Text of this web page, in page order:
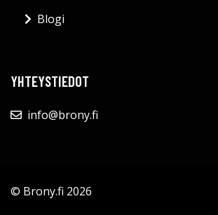
Blogi
YHTEYSTIEDOT
info@brony.fi
© Brony.fi 2026